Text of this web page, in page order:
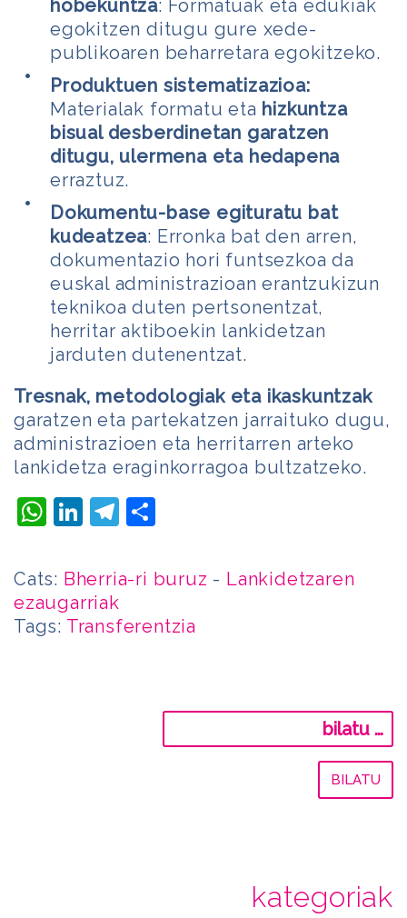
hobekuntza: Formatuak eta edukiak
egokitzen ditugu gure xede-
publikoaren beharretara egokitzeko.
Produktuen sistematizazioa:
Materialak formatu eta hizkuntza
bisual desberdinetan garatzen
ditugu, ulermena eta hedapena
erraztuz.
Dokumentu-base egituratu bat
kudeatzea: Erronka bat den arren,
dokumentazio hori funtsezkoa da
euskal administrazioan erantzukizun
teknikoa duten pertsonentzat,
herritar aktiboekin lankidetzan
jarduten dutenentzat.
Tresnak, metodologiak eta ikaskuntzak
garatzen eta partekatzen jarraituko dugu,
administrazioen eta herritarren arteko
lankidetza eraginkorragoa bultzatzeko.
WhatsApp
LinkedIn
Telegram
Cats: Bherria-ri buruz - Lankidetzaren
ezaugarriak
Tags: Transferentzia
kategoriak